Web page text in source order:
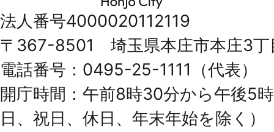
Honjo
City
法人番号4000020112119
〒367-8501 埼玉県本庄市本庄3丁
電話番号：0495-25-1111（代表）
開庁時間：午前8時30分から午後5
日、祝日、休日、年末年始を除く）